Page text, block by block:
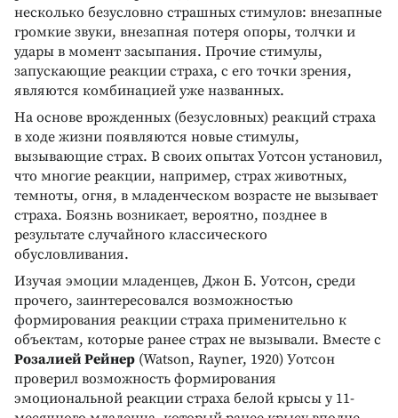
несколько безусловно страшных стимулов: внезапные
громкие звуки, внезапная потеря опоры, толчки и
удары в момент засыпания. Прочие стимулы,
запускающие реакции страха, с его точки зрения,
являются комбинацией уже названных.
На основе врожденных (безусловных) реакций страха
в ходе жизни появляются новые стимулы,
вызывающие страх. В своих опытах Уотсон установил,
что многие реакции, например, страх животных,
темноты, огня, в младенческом возрасте не вызывает
страха. Боязнь возникает, вероятно, позднее в
результате случайного классического
обусловливания.
Изучая эмоции младенцев, Джон Б. Уотсон, среди
прочего, заинтересовался возможностью
формирования реакции страха применительно к
объектам, которые ранее страх не вызывали. Вместе с
Розалией Рейнер (Watson, Rayner, 1920) Уотсон
проверил возможность формирования
эмоциональной реакции страха белой крысы у 11-